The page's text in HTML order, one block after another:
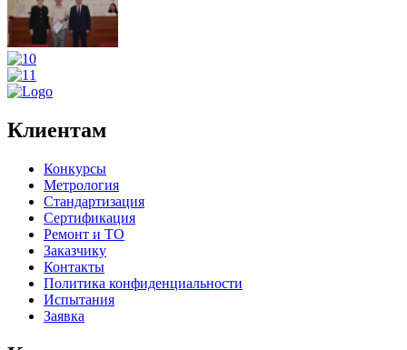
Клиентам
Конкурсы
Метрология
Стандартизация
Сертификация
Ремонт и ТО
Заказчику
Контакты
Политика конфиденциальности
Испытания
Заявка